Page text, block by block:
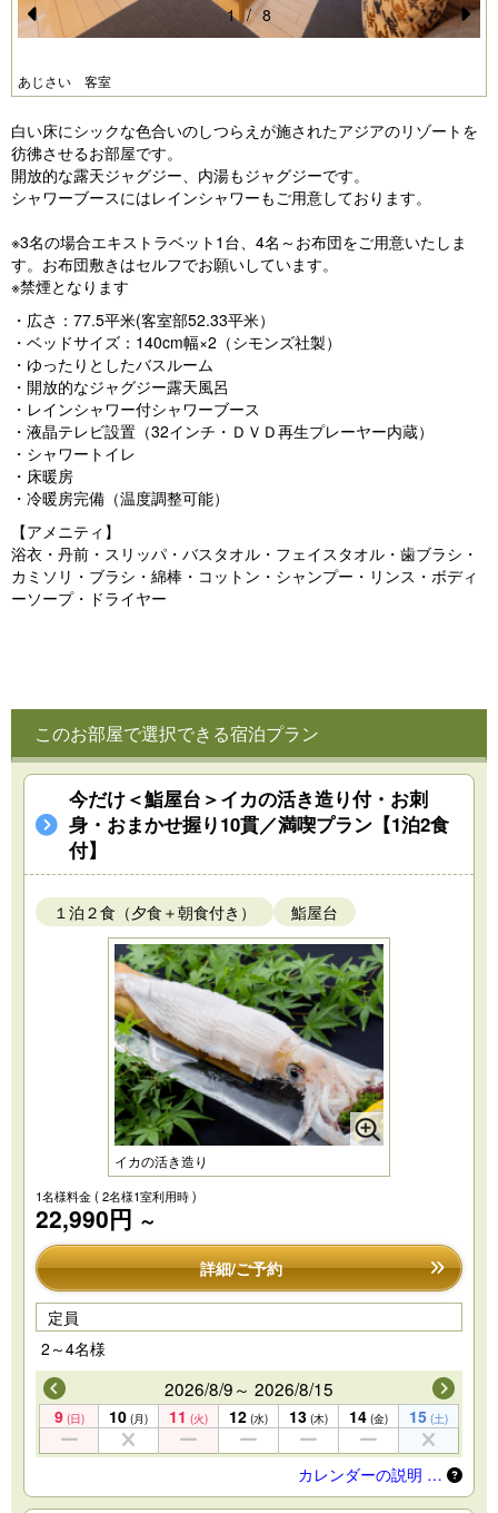
Pr
e
o
u
s
あじさい 客室
N
1 / 8
白い床にシックな色合いのしつらえが施されたアジアのリゾートを
彷彿させるお部屋です。
開放的な露天ジャグジー、内湯もジャグジーです。
シャワーブースにはレインシャワーもご用意しております。
※3名の場合エキストラベット1台、4名～お布団をご用意いたしま
す。お布団敷きはセルフでお願いしています。
※禁煙となります
・広さ：77.5平米(客室部52.33平米）
・ベッドサイズ：140cm幅×2（シモンズ社製）
・ゆったりとしたバスルーム
・開放的なジャグジー露天風呂
・レインシャワー付シャワーブース
・液晶テレビ設置（32インチ・ＤＶＤ再生プレーヤー内蔵）
・シャワートイレ
・床暖房
・冷暖房完備（温度調整可能）
【アメニティ】
浴衣・丹前・スリッパ・バスタオル・フェイスタオル・歯ブラシ・
カミソリ・ブラシ・綿棒・コットン・シャンプー・リンス・ボディ
ーソープ・ドライヤー
このお部屋で選択できる宿泊プラン
今だけ＜鮨屋台＞イカの活き造り付・お刺
身・おまかせ握り10貫／満喫プラン【1泊2食
付】
１泊２食（夕食＋朝食付き） 鮨屋台
イカの活き造り
1名様料金( 2名様1室利用時 )
22,990円 ～
詳細/ご予約
定員
2～4名様
2026/8/9～ 2026/8/15
9 (日) 10 (月) 11 (火) 12 (水) 13 (木) 14 (金) 15 (土)
カレンダーの説明 …